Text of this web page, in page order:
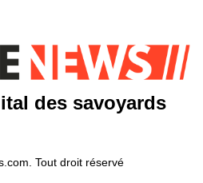
des savoyards
Tout droit réservé